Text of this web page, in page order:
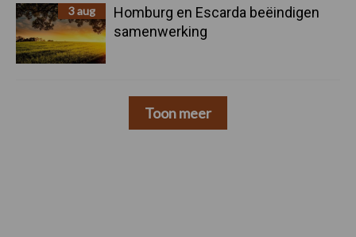
3 aug
Homburg en Escarda beëindigen
samenwerking
Toon meer